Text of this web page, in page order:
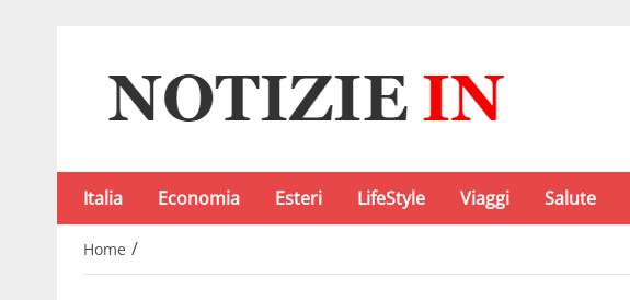
Italia Economia Esteri LifeStyle Viaggi Salute
Home /